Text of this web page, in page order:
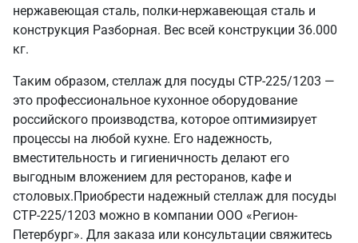
нержавеющая сталь, полки-нержавеющая сталь и
конструкция Разборная. Вес всей конструкции 36.000
кг.
Таким образом, стеллаж для посуды СТР-225/1203 —
это профессиональное кухонное оборудование
российского производства, которое оптимизирует
процессы на любой кухне. Его надежность,
вместительность и гигиеничность делают его
выгодным вложением для ресторанов, кафе и
столовых.Приобрести надежный стеллаж для посуды
СТР-225/1203 можно в компании ООО «Регион-
Петербург». Для заказа или консультации свяжитесь